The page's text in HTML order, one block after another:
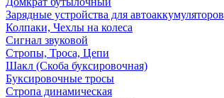
Зарядные устройства для автоаккумуляторов
Колпаки, Чехлы на колеса
Сигнал звуковой
Стропы, Троса, Цепи
Шакл (Скоба буксировочная)
Буксировочные тросы
Стропа динамическая